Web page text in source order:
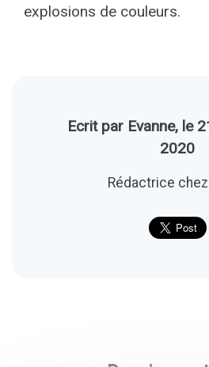
explosions de couleurs.
Ecrit par Evanne, le
2020
Rédactrice chez